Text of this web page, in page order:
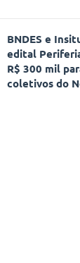
BNDES e
edital
R$ 300 mil
coletivos do